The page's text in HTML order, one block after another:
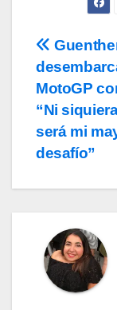
de
entradas
MotoGP
“Ni
será mi
desafío”